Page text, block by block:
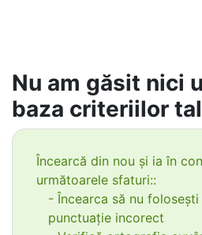
Nu am găsit nici
baza criteriilor
Încearcă din nou și ia în
următoarele sfaturi::
- Încearca să nu folosești
punctuație incorect